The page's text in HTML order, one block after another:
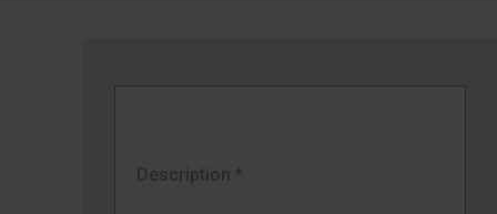
Description *